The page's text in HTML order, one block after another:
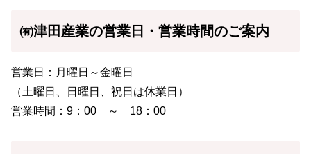
㈲津田産業の営業日・営業時間のご案内
営業日：月曜日～金曜日
（土曜日、日曜日、祝日は休業日）
営業時間：9：00 ～ 18：00